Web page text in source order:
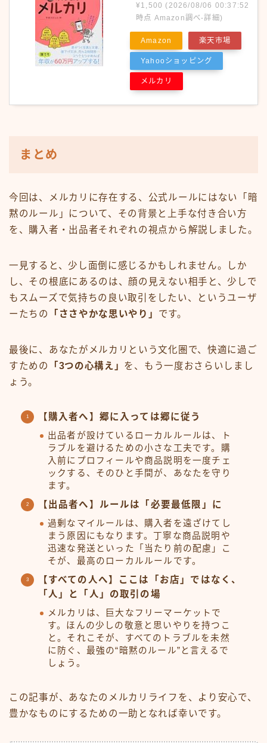
¥1,500 (2026/08/06 00:37:52
時点 Amazon調べ-詳細)
Amazon 楽天市場
Yahooショッピング
メルカリ
まとめ
今回は、メルカリに存在する、公式ルールにはない「暗
黙のルール」について、その背景と上手な付き合い方
を、購入者・出品者それぞれの視点から解説しました。
一見すると、少し面倒に感じるかもしれません。しか
し、その根底にあるのは、顔の見えない相手と、少しで
もスムーズで気持ちの良い取引をしたい、というユーザ
ーたちの
「ささやかな思いやり」 です。
最後に、あなたがメルカリという文化圏で、快適に過ご
すための
「3つの心構え」 を、もう一度おさらいしまし
ょう。
【購入者へ】郷に入っては郷に従う
出品者が設けているローカルルールは、ト
ラブルを避けるための小さな工夫です。購
入前にプロフィールや商品説明を一度チェ
ックする、そのひと手間が、あなたを守り
ます。
【出品者へ】ルールは「必要最低限」に
過剰なマイルールは、購入者を遠ざけてし
まう原因にもなります。丁寧な商品説明や
迅速な発送といった「当たり前の配慮」こ
そが、最高のローカルルールです。
【すべての人へ】ここは「お店」ではなく、
「人」と「人」の取引の場
メルカリは、巨大なフリーマーケットで
す。ほんの少しの敬意と思いやりを持つこ
と。それこそが、すべてのトラブルを未然
に防ぐ、最強の“暗黙のルール”と言えるで
しょう。
この記事が、あなたのメルカリライフを、より安心で、
豊かなものにするための一助となれば幸いです。